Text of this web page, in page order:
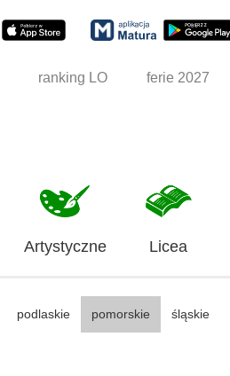
ranking LO ferie 2027
Artystyczne Licea
podlaskie pomorskie śląskie